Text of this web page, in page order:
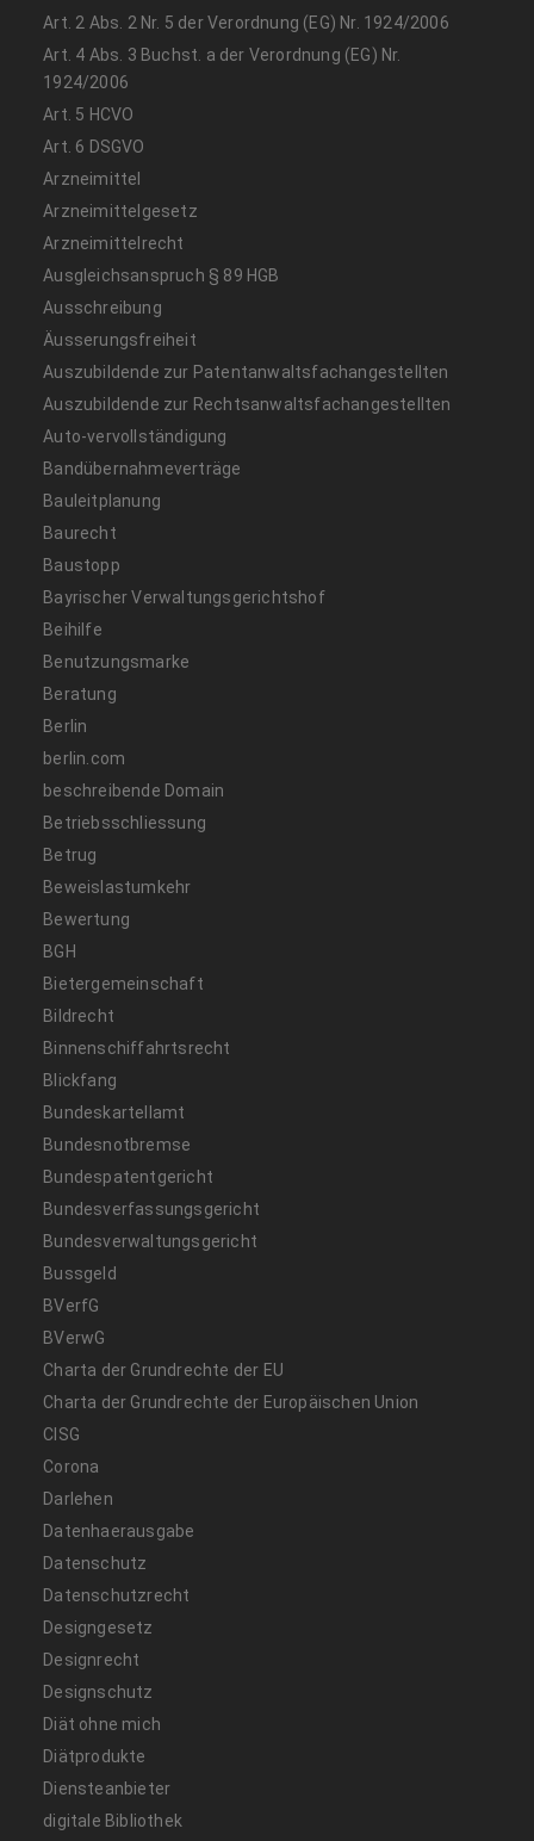
Art. 2 Abs. 2 Nr. 5 der Verordnung (EG) Nr. 1924/2006
Art. 4 Abs. 3 Buchst. a der Verordnung (EG) Nr.
1924/2006
Art. 5 HCVO
Art. 6 DSGVO
Arzneimittel
Arzneimittelgesetz
Arzneimittelrecht
Ausgleichsanspruch § 89 HGB
Ausschreibung
Äusserungsfreiheit
Auszubildende zur Patentanwaltsfachangestellten
Auszubildende zur Rechtsanwaltsfachangestellten
Auto-vervollständigung
Bandübernahmeverträge
Bauleitplanung
Baurecht
Baustopp
Bayrischer Verwaltungsgerichtshof
Beihilfe
Benutzungsmarke
Beratung
Berlin
berlin.com
beschreibende Domain
Betriebsschliessung
Betrug
Beweislastumkehr
Bewertung
BGH
Bietergemeinschaft
Bildrecht
Binnenschiffahrtsrecht
Blickfang
Bundeskartellamt
Bundesnotbremse
Bundespatentgericht
Bundesverfassungsgericht
Bundesverwaltungsgericht
Bussgeld
BVerfG
BVerwG
Charta der Grundrechte der EU
Charta der Grundrechte der Europäischen Union
CISG
Corona
Darlehen
Datenhaerausgabe
Datenschutz
Datenschutzrecht
Designgesetz
Designrecht
Designschutz
Diät ohne mich
Diätprodukte
Diensteanbieter
digitale Bibliothek